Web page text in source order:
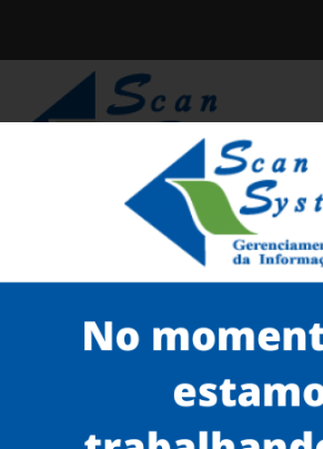
98184-5245
Scanner para grandes formatos
scanner profissional de grande formato
scanner de grande formato preço Belém
Serviços